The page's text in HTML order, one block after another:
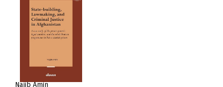
Najib Amin